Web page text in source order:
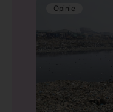
Opinie